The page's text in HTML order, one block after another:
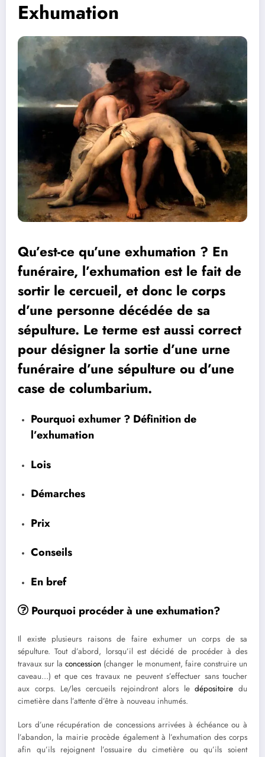
Exhumation
Qu’est-ce qu’une exhumation ? En
funéraire, l’exhumation est le fait de
sortir le cercueil, et donc le corps
d’une personne décédée de sa
sépulture. Le terme est aussi correct
pour désigner la sortie d’une urne
funéraire d’une sépulture ou d’une
case de columbarium.
Pourquoi exhumer ? Définition de
l’exhumation
Lois
Démarches
Prix
Conseils
En bref
Pourquoi procéder à une exhumation?
Il existe plusieurs raisons de faire exhumer un corps de sa
sépulture. Tout d’abord, lorsqu’il est décidé de procéder à des
travaux sur laconcession (changer le monument, faire construire un
caveau…) et que ces travaux ne peuvent s’effectuer sans toucher
aux corps. Le/les cercueils rejoindront alors ledépositoire du
cimetière dans l’attente d’être à nouveau inhumés.
Lors d’une récupération de concessions arrivées à échéance ou à
l’abandon, la mairie procède également à l’exhumation des corps
afin qu’ils rejoignent l’ossuaire du cimetière ou qu’ils soient